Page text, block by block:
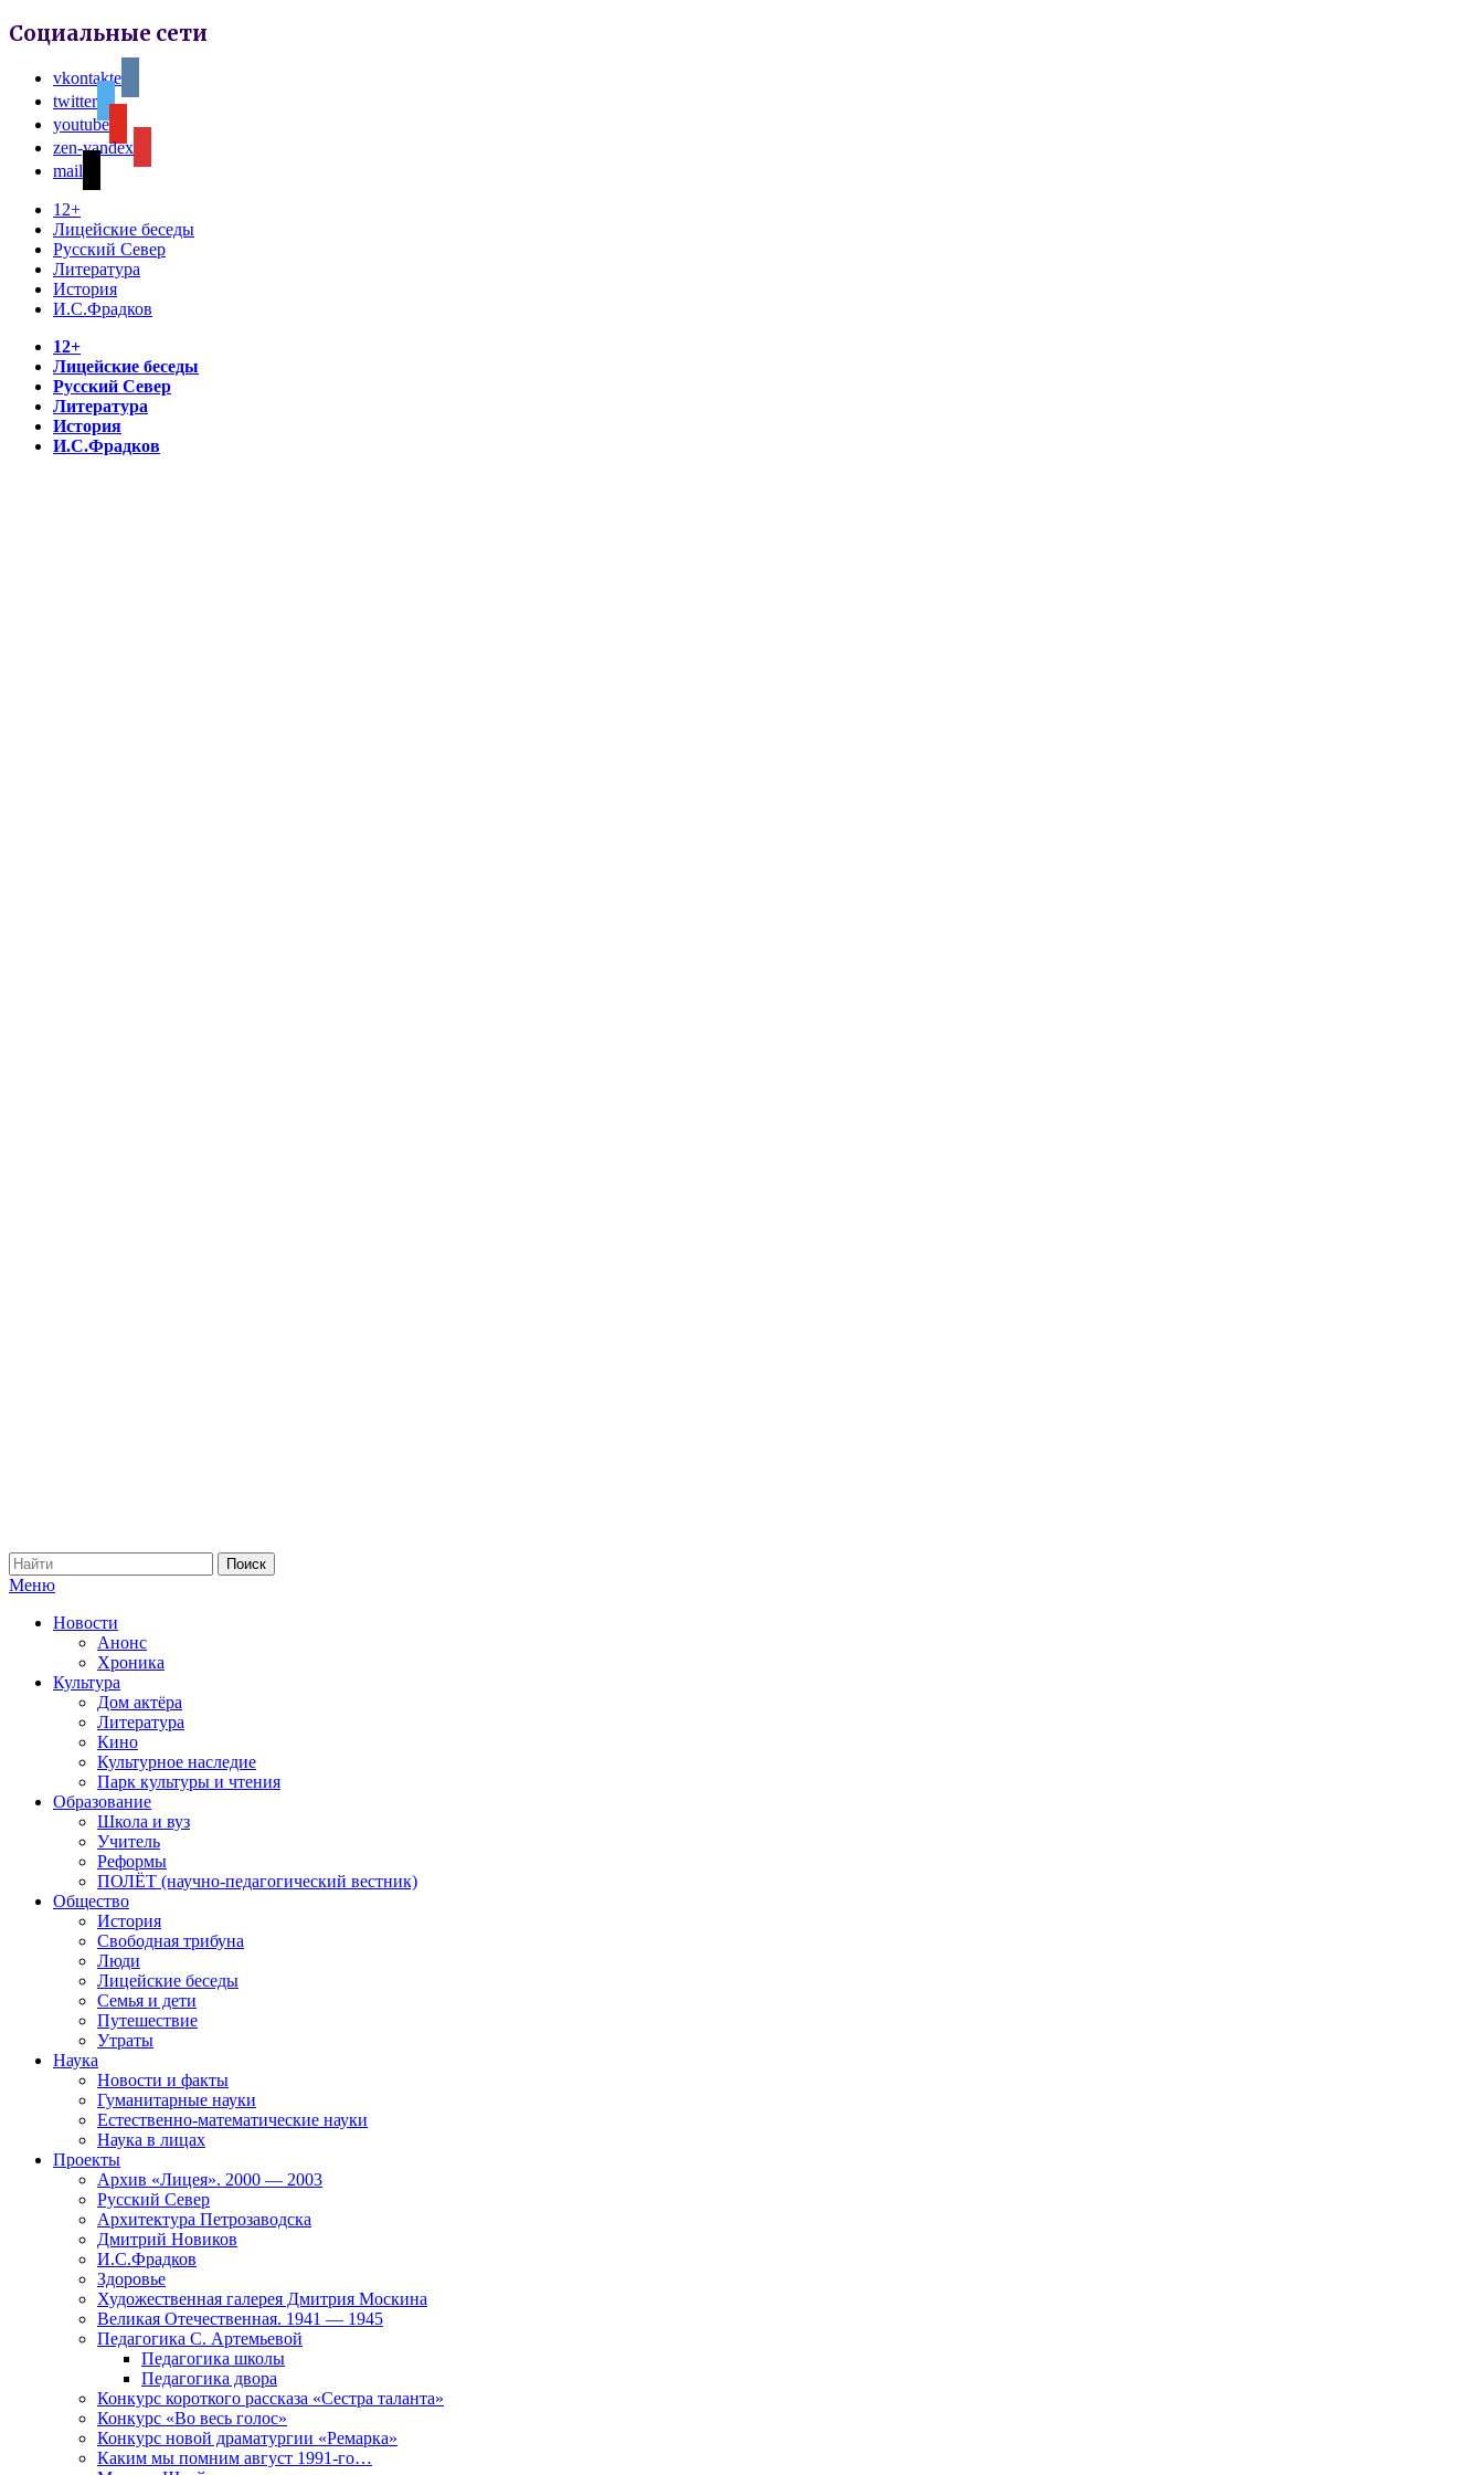
Социальные сети
vkontakte
twitter
youtube
zen-yandex
mail
12+
Лицейские беседы
Русский Север
Литература
История
И.С.Фрадков
12+
Лицейские беседы
Русский Север
Литература
История
И.С.Фрадков
Меню
Новости
Анонс
Хроника
Культура
Дом актёра
Литература
Кино
Культурное наследие
Парк культуры и чтения
Образование
Школа и вуз
Учитель
Реформы
ПОЛЁТ (научно-педагогический вестник)
Общество
История
Свободная трибуна
Люди
Лицейские беседы
Семья и дети
Путешествие
Утраты
Наука
Новости и факты
Гуманитарные науки
Естественно-математические науки
Наука в лицах
Проекты
Архив «Лицея». 2000 — 2003
Русский Север
Архитектура Петрозаводска
Дмитрий Новиков
И.С.Фрадков
Здоровье
Художественная галерея Дмитрия Москина
Великая Отечественная. 1941 — 1945
Педагогика С. Артемьевой
Педагогика школы
Педагогика двора
Конкурс короткого рассказа «Сестра таланта»
Конкурс «Во весь голос»
Конкурс новой драматургии «Ремарка»
Каким мы помним август 1991-го…